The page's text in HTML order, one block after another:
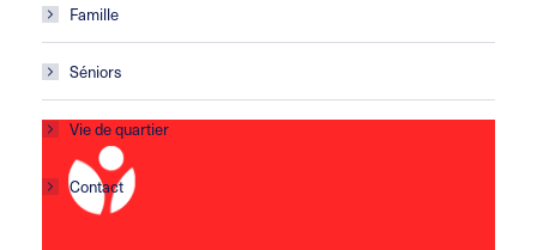
Famille
Séniors
Vie de quartier
Contact